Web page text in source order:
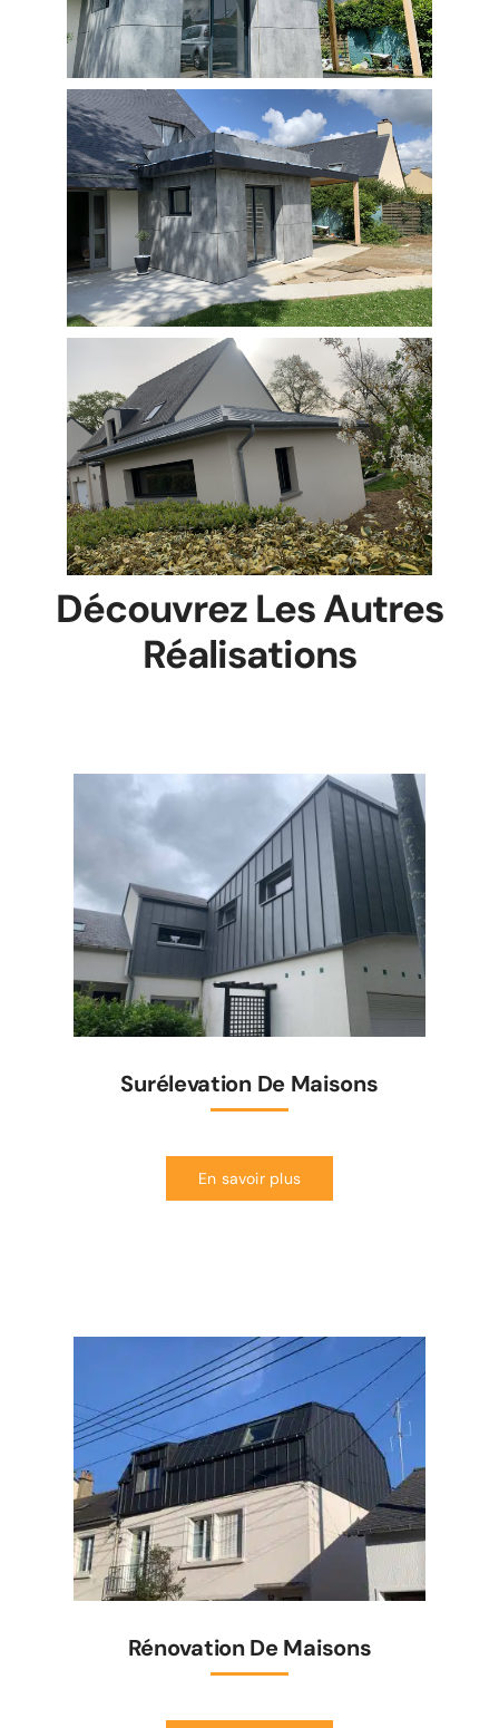
Découvrez Les Autres
Réalisations
Surélevation De Maisons
En savoir plus
Rénovation De Maisons